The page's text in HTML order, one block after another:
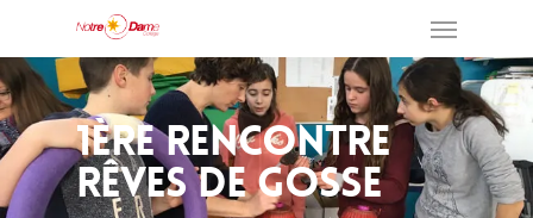
1ère Rencontre
Rêves De Gosse